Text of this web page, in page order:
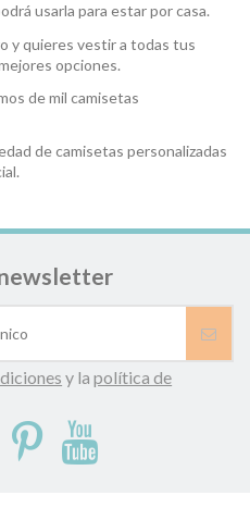
usarla para estar por casa.
y quieres vestir a todas tus
opciones.
de mil camisetas
de camisetas personalizadas
y lapolítica de